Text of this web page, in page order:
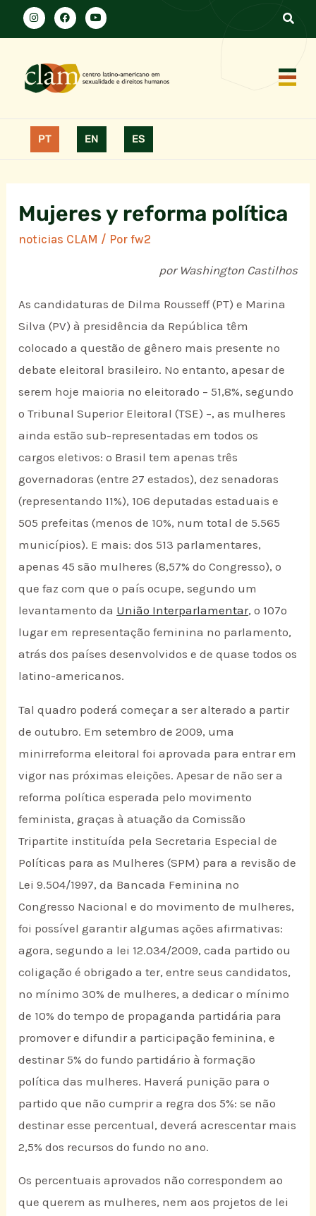
PT EN ES
Mujeres y reforma política
noticias CLAM / Porfw2
por Washington Castilhos
As candidaturas de Dilma Rousseff (PT) e Marina
Silva (PV) à presidência da República têm
colocado a questão de gênero mais presente no
debate eleitoral brasileiro. No entanto, apesar de
serem hoje maioria no eleitorado – 51,8%, segundo
o Tribunal Superior Eleitoral (TSE) –, as mulheres
ainda estão sub-representadas em todos os
cargos eletivos: o Brasil tem apenas três
governadoras (entre 27 estados), dez senadoras
(representando 11%), 106 deputadas estaduais e
505 prefeitas (menos de 10%, num total de 5.565
municípios). E mais: dos 513 parlamentares,
apenas 45 são mulheres (8,57% do Congresso), o
que faz com que o país ocupe, segundo um
levantamento da União Interparlamentar, o 107º
lugar em representação feminina no parlamento,
atrás dos países desenvolvidos e de quase todos os
latino-americanos.
Tal quadro poderá começar a ser alterado a partir
de outubro. Em setembro de 2009, uma
minirreforma eleitoral foi aprovada para entrar em
vigor nas próximas eleições. Apesar de não ser a
reforma política esperada pelo movimento
feminista, graças à atuação da Comissão
Tripartite instituída pela Secretaria Especial de
Políticas para as Mulheres (SPM) para a revisão de
Lei 9.504/1997, da Bancada Feminina no
Congresso Nacional e do movimento de mulheres,
foi possível garantir algumas ações afirmativas:
agora, segundo a lei 12.034/2009, cada partido ou
coligação é obrigado a ter, entre seus candidatos,
no mínimo 30% de mulheres, a dedicar o mínimo
de 10% do tempo de propaganda partidária para
promover e difundir a participação feminina, e
destinar 5% do fundo partidário à formação
política das mulheres. Haverá punição para o
partido que não cumprir a regra dos 5%: se não
destinar esse percentual, deverá acrescentar mais
2,5% dos recursos do fundo no ano.
Os percentuais aprovados não correspondem ao
que querem as mulheres, nem aos projetos de lei